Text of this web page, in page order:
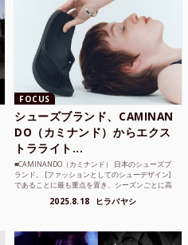
FOCUS
シューズブランド、CAMINAN
DO（カミナンド）からエクス
トラライト...
■CAMINANDO（カミナンド） 日本のシューズブ
ランド。 [ファッションとしてのシューデザイン]
であることに最も重点を置き、シーズンごとに高
2025.8.18 ヒラバヤシ